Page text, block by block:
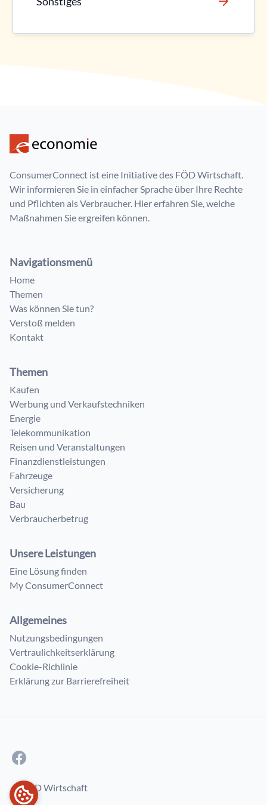
ConsumerConnect ist eine Initiative des FÖD Wirtschaft.
Wir informieren Sie in einfacher Sprache über Ihre Rechte
und Pflichten als Verbraucher. Hier erfahren Sie, welche
Maßnahmen Sie ergreifen können.
Navigationsmenü
Home
Themen
Was können Sie tun?
Verstoß melden
Kontakt
Themen
Kaufen
Werbung und Verkaufstechniken
Energie
Telekommunikation
Reisen und Veranstaltungen
Finanzdienstleistungen
Fahrzeuge
Versicherung
Bau
Verbraucherbetrug
Unsere Leistungen
Eine Lösung finden
My ConsumerConnect
Allgemeines
Nutzungsbedingungen
Vertraulichkeitserklärung
Cookie-Richlinie
Erklärung zur Barrierefreiheit
© FÖD Wirtschaft
COOKIES-EINSTELLUNGEN